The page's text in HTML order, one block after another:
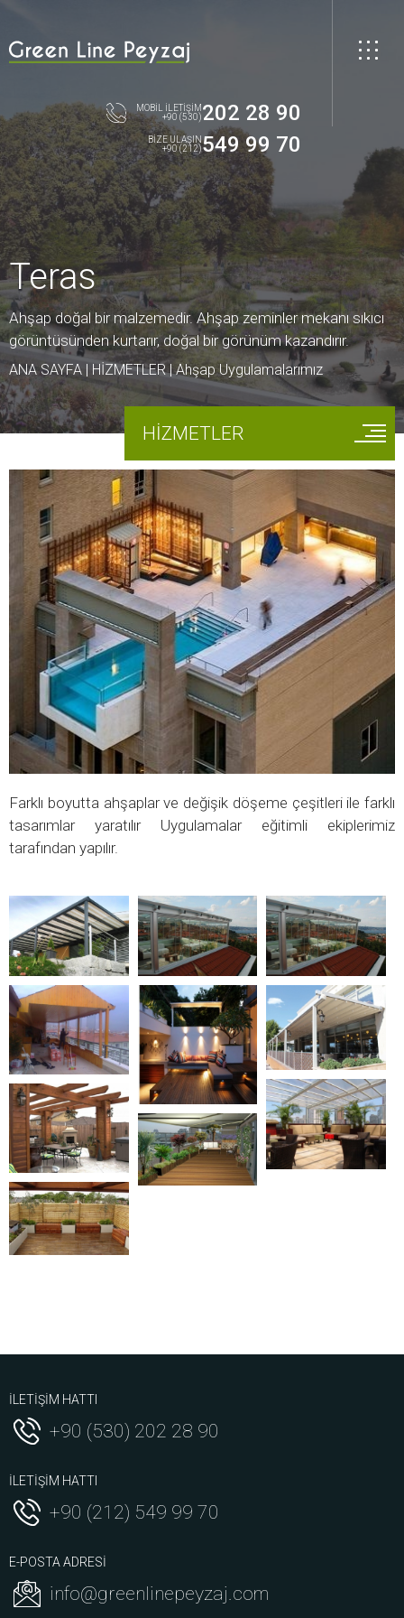
MOBİL İLETİŞİM
+90 (530)202 28 90
BİZE ULAŞIN
+90 (212)549 99 70
Teras
Ahşap doğal bir malzemedir. Ahşap zeminler mekanı sıkıcı
görüntüsünden kurtarır, doğal bir görünüm kazandırır.
ANA SAYFA | HİZMETLER|Ahşap Uygulamalarımız
HİZMETLER
Farklı boyutta ahşaplar ve değişik döşeme çeşitleri ile farklı
tasarımlar yaratılır Uygulamalar eğitimli ekiplerimiz
tarafından yapılır.
İLETİŞİM HATTI
+90 (530) 202 28 90
İLETİŞİM HATTI
+90 (212) 549 99 70
E-POSTA ADRESİ
info@greenlinepeyzaj.com